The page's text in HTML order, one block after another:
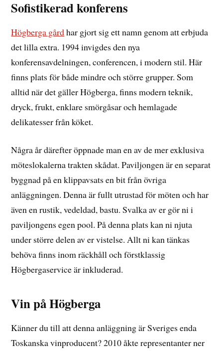
Sofistikerad konferens
Högberga gårdhar gjort sig ett namn genom att erbjuda
det lilla extra. 1994 invigdes den nya
konferensavdelningen, conferencen, i modern stil. Här
finns plats för både mindre och större grupper. Som
alltid när det gäller Högberga, finns modern teknik,
dryck, frukt, enklare smörgåsar och hemlagade
delikatesser från köket.
Några år därefter öppnade man en av de mer exklusiva
möteslokalerna trakten skådat. Paviljongen är en separat
byggnad på en klippavsats en bit från övriga
anläggningen. Denna är fullt utrustad för möten och har
även en rustik, vedeldad, bastu. Svalka av er gör ni i
paviljongens egen pool. På denna plats kan ni njuta
under större delen av er vistelse. Allt ni kan tänkas
behöva finns inom räckhåll och förstklassig
Högbergaservice är inkluderad.
Vin på Högberga
Känner du till att denna anläggning är Sveriges enda
Toskanska vinproducent? 2010 åkte representanter ner